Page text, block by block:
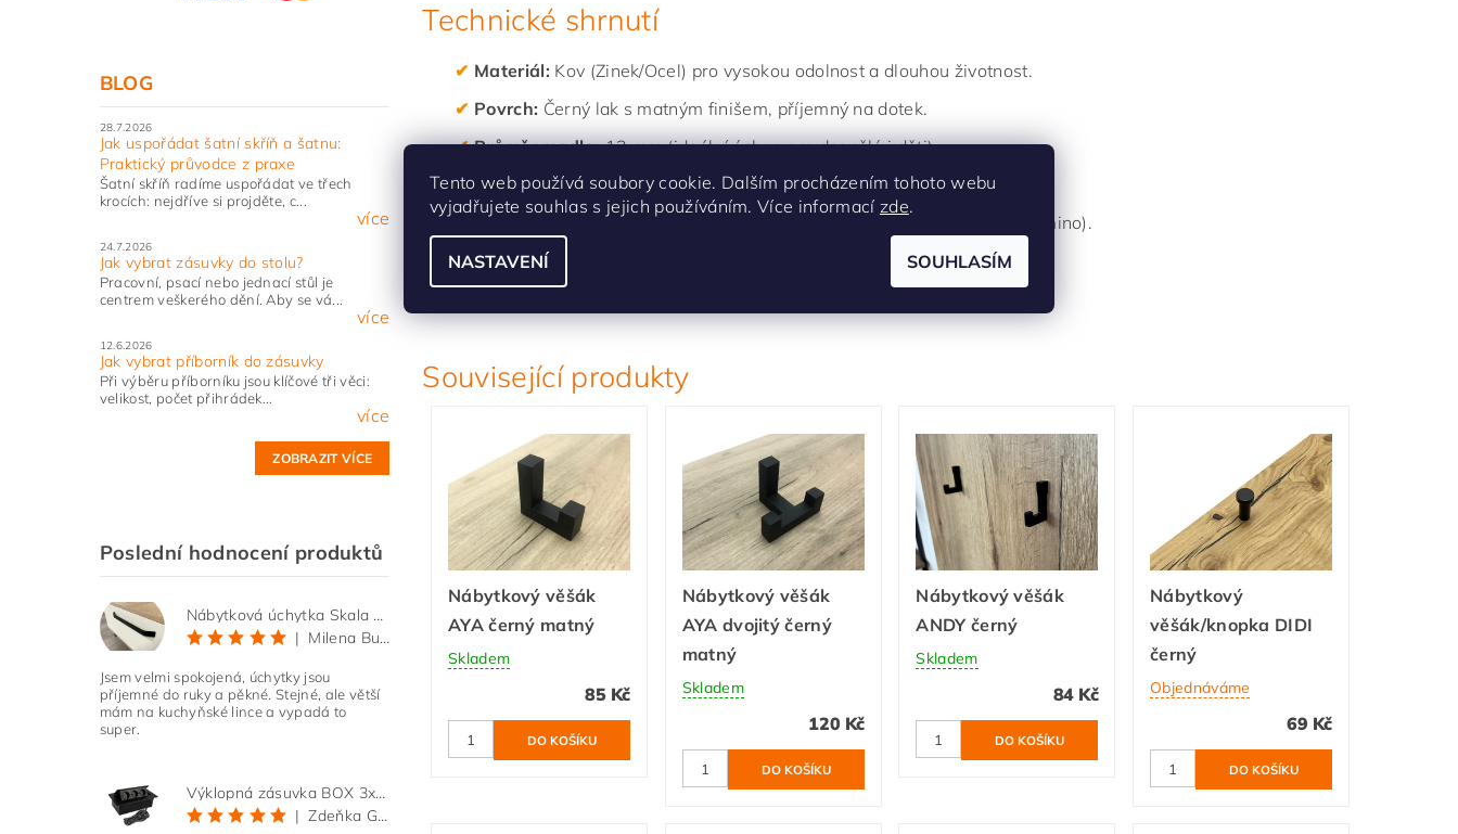
BLOG
28.7.2026
Jak uspořádat šatní skříň a šatnu:
Praktický průvodce z praxe
Šatní skříň radíme uspořádat ve třech
krocích: nejdříve si projděte, c...
více
24.7.2026
Jak vybrat zásuvky do stolu?
Pracovní, psací nebo jednací stůl je
centrem veškerého dění. Aby se vá...
více
12.6.2026
Jak vybrat příborník do zásuvky
Při výběru příborníku jsou klíčové tři věci:
velikost, počet přihrádek...
více
ZOBRAZIT VÍCE
Poslední hodnocení produktů
Nábytková úchytka Skala černá matná
|
Milena Bučková
Jsem velmi spokojená, úchytky jsou
příjemné do ruky a pěkné. Stejné, ale větší
mám na kuchyňské lince a vypadá to
super.
Výklopná zásuvka BOX 3x 230V s 3m kabelem - černá
|
Zdeňka Gold
Technické shrnutí
✔ Materiál: Kov (Zinek/Ocel) pro vysokou odolnost a dlouhou životnost.
✔ Povrch: Černý lak s matným finišem, příjemný na dotek.
✔ Průměr madla:12 mm (ideální úchop pro dospělé i děti).
✔ Výška (přesah):31 mm, poskytuje dostatek místa pro prsty.
Příslušenství:
V balení naleznete šroubky M4 x 22 mm (pro 18 mm lamino).
✔ Variabilita:
Široký výběr délek umožní sjednotit design celého bytu.
Související produkty
Nábytkový věšák
AYA černý matný
Skladem
85 Kč
Nábytkový věšák
AYA dvojitý černý
matný
Skladem
120 Kč
Nábytkový věšák
ANDY černý
Skladem
84 Kč
Nábytkový
věšák/knopka DIDI
černý
Objednáváme
69 Kč
Tento web používá soubory cookie. Dalším procházením tohoto webu
vyjadřujete souhlas s jejich používáním. Více informací zde.
NASTAVENÍ SOUHLASÍM